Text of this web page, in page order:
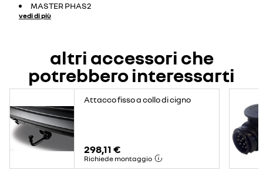
MASTER PHAS2
vedi di più
altri accessori che
potrebbero interessarti
Attacco fisso a collo di cigno
298,11 €
Richiede montaggio